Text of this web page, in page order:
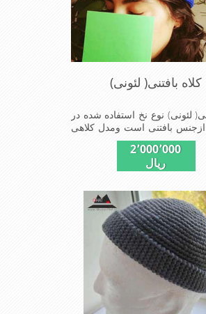
کلاه بافتنی( لئونی)
لئونی) نوع نخ استفاده شده در
ازجنس بافتنی است ومدل کلاهی
می پسندند شیک و مناسب
خوش پوش جنس عالی ,دوخت
سبکی,خوش فرمی
2٬000٬000
ریال